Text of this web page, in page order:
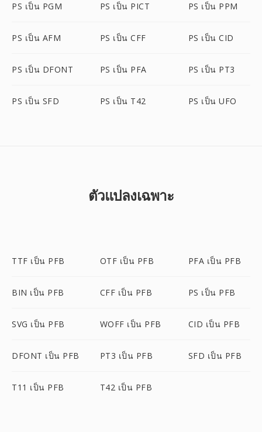
PS เป็น PGM PS เป็น PICT PS เป็น PPM
PS เป็น AFM PS เป็น CFF PS เป็น CID
PS เป็น DFONT PS เป็น PFA PS เป็น PT3
PS เป็น SFD PS เป็น T42 PS เป็น UFO
ตัวแปลงเฉพาะ
TTF เป็น PFB OTF เป็น PFB PFA เป็น PFB
BIN เป็น PFB CFF เป็น PFB PS เป็น PFB
SVG เป็น PFB WOFF เป็น PFB CID เป็น PFB
DFONT เป็น PFB PT3 เป็น PFB SFD เป็น PFB
T11 เป็น PFB T42 เป็น PFB